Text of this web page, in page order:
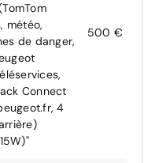
météo,
de danger,
Connect
4
500 €